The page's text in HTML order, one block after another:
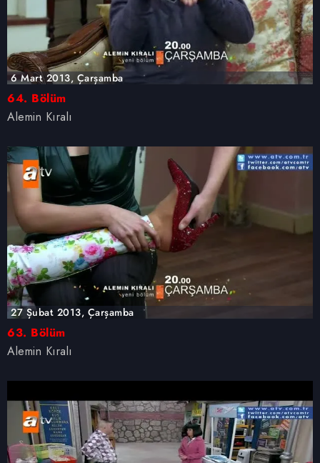
6 Mart 2013, Çarşamba
64. Bölüm
Alemin Kıralı
27 Şubat 2013, Çarşamba
63. Bölüm
Alemin Kıralı